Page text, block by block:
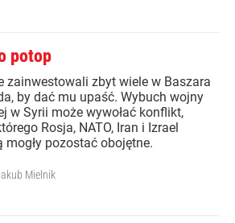
potop
zainwestowali zbyt wiele w Baszara
by dać mu upaść. Wybuch wojny
w Syrii może wywołać konflikt,
Rosja, NATO, Iran i Izrael
mogły pozostać obojętne.
Mielnik